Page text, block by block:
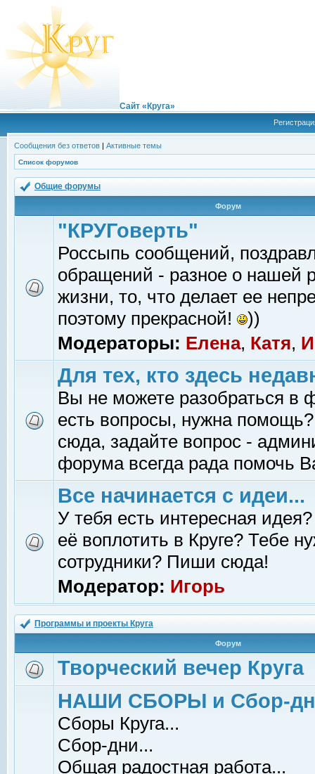
Сайт «Круга»
Сообщения без ответов | Активные темы
Список форумов
Общие форумы
Форум
"КРУГоверть"
Россыпь сообщений,
обращений - разное о нашей
жизни, то, что делает ее
поэтому прекрасной!
))
Модераторы: Елена, Катя,
Для тех, кто здесь
Вы не можете разобраться в
есть вопросы, нужна помощь?
сюда, задайте вопрос -
форума всегда рада помочь
Все начинается с идеи...
У тебя есть интересная
её воплотить в Круге? Тебе
сотрудники? Пиши сюда!
Модератор: Игорь
Программы и проекты Круга
Форум
Творческий вечер Круга
НАШИ СБОРЫ и Сбор-
Сборы Круга...
Сбор-дни...
Общая радостная работа...